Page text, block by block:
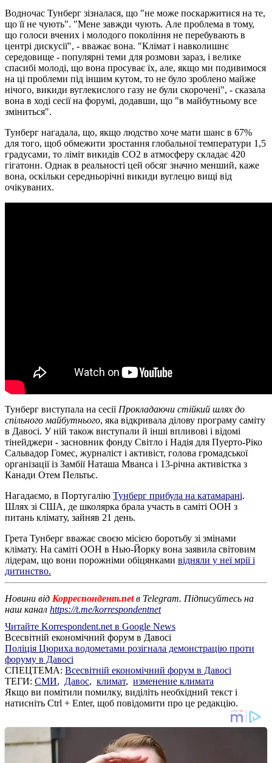
Водночас Тунберг зізналася, що "не може поскаржитися на те,
що її не чують". "Мене завжди чують. Але проблема в тому,
що голоси вчених і молодого покоління не перебувають в
центрі дискусії", - вважає вона. "Клімат і навколишнє
середовище - популярні теми для розмови зараз, і велике
спасибі молоді, що вона просуває їх, але, якщо ми подивимося
на ці проблеми під іншим кутом, то не було зроблено майже
нічого, викиди вуглекислого газу не були скорочені", - сказала
вона в ході сесії на форумі, додавши, що "в майбутньому все
зміниться".
Тунберг нагадала, що, якщо людство хоче мати шанс в 67%
для того, щоб обмежити зростання глобальної температури 1,5
градусами, то ліміт викидів СО2 в атмосферу складає 420
гігатонн. Однак в реальності цей обсяг значно менший, каже
вона, оскільки середньорічні викиди вуглецю вищі від
очікуваних.
Тунберг виступала на сесії Прокладаючи стійкий шлях до
спільного майбутнього, яка відкривала ділову програму саміту
в Давосі. У ній також виступали й інші впливові і відомі
тінейджери - засновник фонду Світло і Надія для Пуерто-Ріко
Сальвадор Гомес, журналіст і активіст, голова громадської
організації із Замбії Наташа Мванса і 13-річна активістка з
Канади Отем Пельтьє.
Нагадаємо, в Португалію Тунберг прибула на катамарані.
Шлях зі США, де школярка брала участь в саміті ООН з
питань клімату, зайняв 21 день.
Грета Тунберг вважає своєю місією боротьбу зі змінами
клімату. На саміті ООН в Нью-Йорку вона заявила світовим
лідерам, що вони порожніми обіцянками відняли у неї мрії і
дитинство.
Новини від Корреспондент.netв Telegram. Підписуйтесь на
наш канал https://t.me/korrespondentnet
Читайте Korrespondent.net в Google News
Всесвітній економічний форум в Давосі
Поліція Цюриха водометами розігнала демонстрацію проти
форуму в Давосі
СПЕЦТЕМА: Всесвітній економічний форум в Давосі
ТЕГИ: СМИ, Давос, климат, изменение климата
Якщо ви помітили помилку, виділіть необхідний текст і
натисніть Ctrl + Enter, щоб повідомити про це редакцію.